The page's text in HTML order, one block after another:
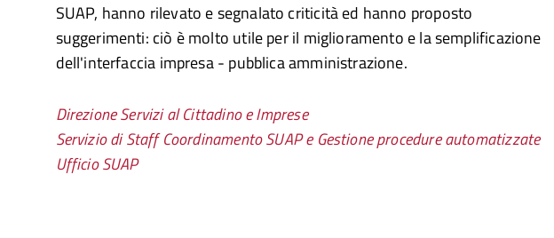
SUAP, hanno rilevato e segnalato criticità ed hanno proposto
suggerimenti: ciò è molto utile per il miglioramento e la semplificazione
dell'interfaccia impresa - pubblica amministrazione.
Direzione Servizi al Cittadino e Imprese
Servizio di Staff Coordinamento SUAP e Gestione procedure automatizzate
Ufficio SUAP